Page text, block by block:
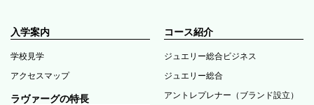
入学案内
学校見学
アクセスマップ
ラヴァーグの特長
コース紹介
ジュエリー総合ビジネス
ジュエリー総合
アントレプレナー（ブランド設立）